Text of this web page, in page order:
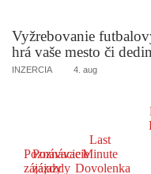
Vyžrebovanie
hrá vaše mesto či
INZERCIA 4. aug
Poznávacie
zájazdy
Poznávacie
zájazdy
Last
Minute
Dovolenka